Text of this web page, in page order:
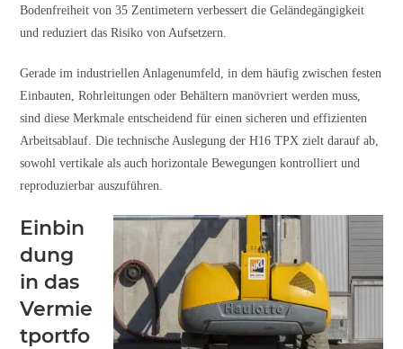
Bodenfreiheit von 35 Zentimetern verbessert die Geländegängigkeit
und reduziert das Risiko von Aufsetzern.
Gerade im industriellen Anlagenumfeld, in dem häufig zwischen festen
Einbauten, Rohrleitungen oder Behältern manövriert werden muss,
sind diese Merkmale entscheidend für einen sicheren und effizienten
Arbeitsablauf. Die technische Auslegung der H16 TPX zielt darauf ab,
sowohl vertikale als auch horizontale Bewegungen kontrolliert und
reproduzierbar auszuführen.
Einbin
dung
in das
Vermie
tportfo